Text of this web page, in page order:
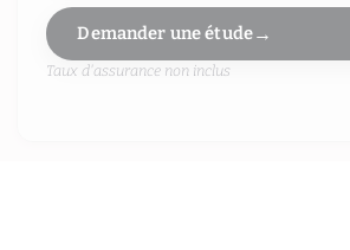
Date du DPE : 12/01/2026
Montant estimé des dépenses
entre 1870.00€ et 2570.00€ par an.
Demander une étude
Taux d'assurance non inclus